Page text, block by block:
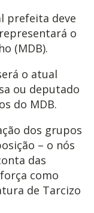
prefeita deve
o
(MDB).
o atual
ou deputado
do MDB.
dos grupos
– o nós
das
como
de Tarcizo